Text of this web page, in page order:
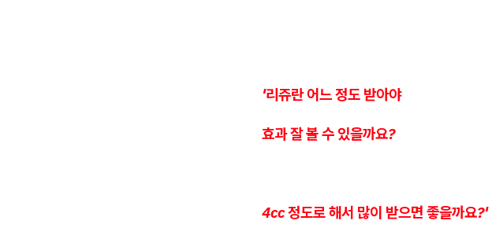
'리쥬란 어느 정도 받아야
효과 잘 볼 수 있을까요?
4cc 정도로 해서 많이 받으면 좋을까요?'